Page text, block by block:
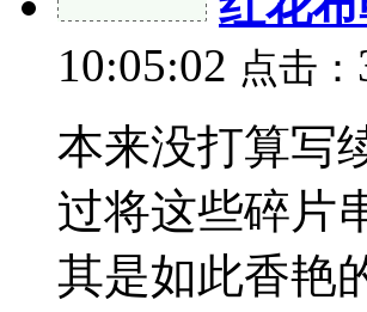
10:05:02 点击：
本来没打算写
过将这些碎片
其是如此香艳